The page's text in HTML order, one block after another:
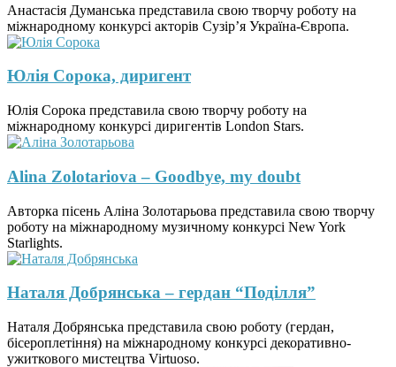
Анастасія Думанська представила свою творчу роботу на
міжнародному конкурсі акторів Сузір’я Україна-Європа.
Юлія Сорока, диригент
Юлія Сорока представила свою творчу роботу на
міжнародному конкурсі диригентів London Stars.
Alina Zolotariova – Goodbye, my doubt
Авторка пісень Аліна Золотарьова представила свою творчу
роботу на міжнародному музичному конкурсі New York
Starlights.
Наталя Добрянська – гердан “Поділля”
Наталя Добрянська представила свою роботу (гердан,
бісероплетіння) на міжнародному конкурсі декоративно-
ужиткового мистецтва Virtuoso.